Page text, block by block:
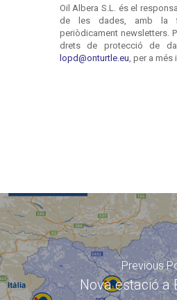
Previous
Nova estació a